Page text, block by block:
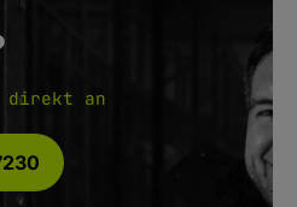
direkt an